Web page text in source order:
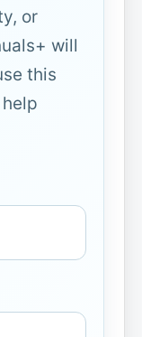
or
will
this